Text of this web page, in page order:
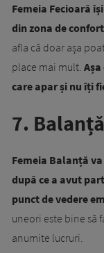
Femeia Fecioară
din zona de
afla că doar așa
place mai mult.
care apar și nu îți
7. Balanță
Femeia Balanță
după ce a avut
punct de vedere
uneori este bine să
anumite lucruri.